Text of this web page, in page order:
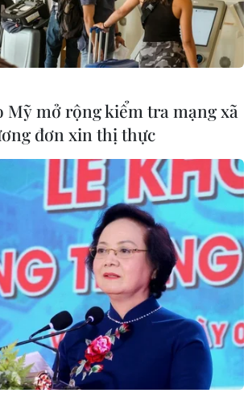
Mỹ mở rộng kiểm tra mạng xã
đơn xin thị thực